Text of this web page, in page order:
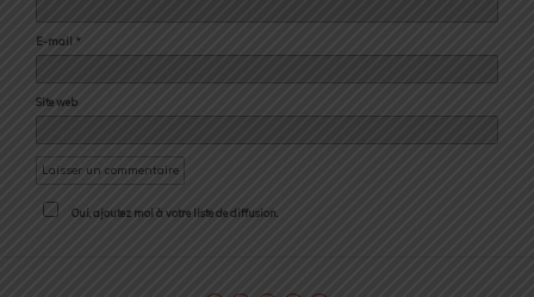
E-mail *
Site web
Oui, ajoutez moi à votre liste de diffusion.